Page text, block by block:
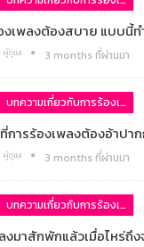
งเพลงต้องสบาย แบบนี้
ผู้ดูแล 3 months ที่ผ่านมา
บทความเกี่ยวกับการร้องเพลง
การร้องเพลงต้องอ้าปา
ผู้ดูแล 3 months ที่ผ่านมา
บทความเกี่ยวกับการร้องเพลง
งมาสักพักแล้วเมื่อไหร่ถึง